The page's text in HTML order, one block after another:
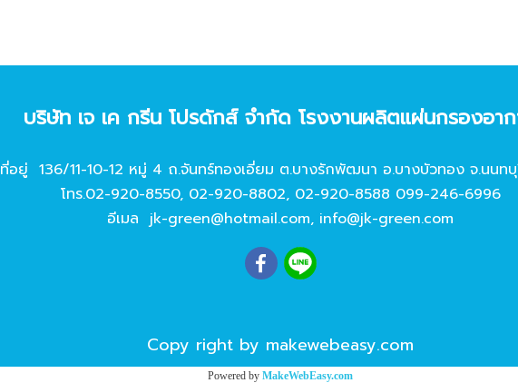
บริษัท เจ เค กรีน โปรดักส์ จํากัด โรงงานผลิตแผ่นกรองอา
ที่อยู่ 136/11-10-12 หมู่ 4 ถ.จันทร์ทองเอี่ยม ต.บางรักพัฒนา อ.บางบัวทอง จ.นนทบุ
โทร.02-920-8550, 02-920-8802, 02-920-8588 099-246-6996
อีเมล jk-green@hotmail.com, info@jk-green.com
Copy right by makewebeasy.com
Powered by MakeWebEasy.com